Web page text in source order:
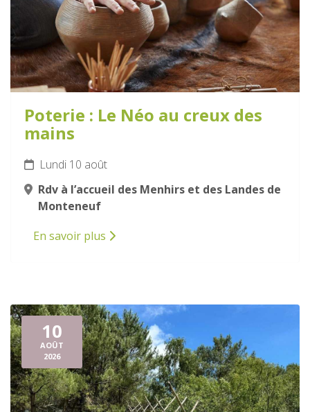
Poterie : Le Néo au creux des
mains
Lundi 10 août
Rdv à l’accueil des Menhirs et des Landes de
Monteneuf
En savoir plus
10
AOÛT
2026